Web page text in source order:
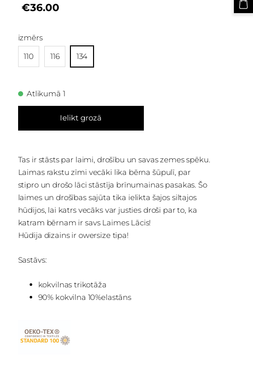
€36.00
izmērs
110
116 134
Atlikumā 1
Ielikt grozā
Tas ir stāsts par laimi, drošību un savas zemes spēku.
Laimas rakstu zīmi vecāki lika bērna šūpulī, par
stipro un drošo lāci stāstīja brīnumainas pasakas. Šo
laimes un drošības sajūta tika ielikta šajos siltajos
hūdijos, lai katrs vecāks var justies droši par to, ka
katram bērnam ir savs Laimes Lācis!
Hūdija dizains ir owersize tipa!
Sastāvs:
kokvilnas trikotāža
90% kokvilna 10%elastāns